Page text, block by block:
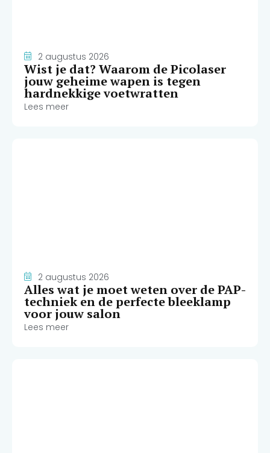
2 augustus 2026
Wist je dat? Waarom de Picolaser
jouw geheime wapen is tegen
hardnekkige voetwratten
Lees meer
2 augustus 2026
Alles wat je moet weten over de PAP-
techniek en de perfecte bleeklamp
voor jouw salon
Lees meer